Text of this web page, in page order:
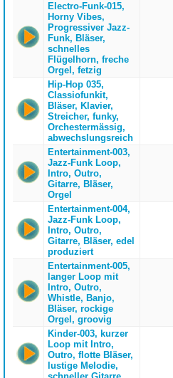
Electro-Funk-015,
Horny Vibes,
Progressiver Jazz-
Funk, Bläser,
schnelles
Flügelhorn, freche
Orgel, fetzig
Hip-Hop 035,
Classiofunkit,
Bläser, Klavier,
Streicher, funky,
Orchestermässig,
abwechslungsreich
Entertainment-003,
Jazz-Funk Loop,
Intro, Outro,
Gitarre, Bläser,
Orgel
Entertainment-004,
Jazz-Funk Loop,
Intro, Outro,
Gitarre, Bläser, edel
produziert
Entertainment-005,
langer Loop mit
Intro, Outro,
Whistle, Banjo,
Bläser, rockige
Orgel, groovig
Kinder-003, kurzer
Loop mit Intro,
Outro, flotte Bläser,
lustige Melodie,